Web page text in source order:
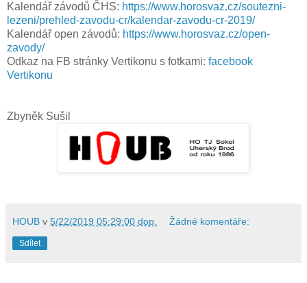
Kalendář závodů ČHS: https://www.horosvaz.cz/soutezni-
lezeni/prehled-zavodu-cr/kalendar-zavodu-cr-2019/
Kalendář open závodů: https://www.horosvaz.cz/open-
zavody/
Odkaz na FB stránky Vertikonu s fotkami: facebook
Vertikonu
Zbyněk Sušil
HOUB v 5/22/2019 05:29:00 dop. Žádné komentáře:
Sdílet